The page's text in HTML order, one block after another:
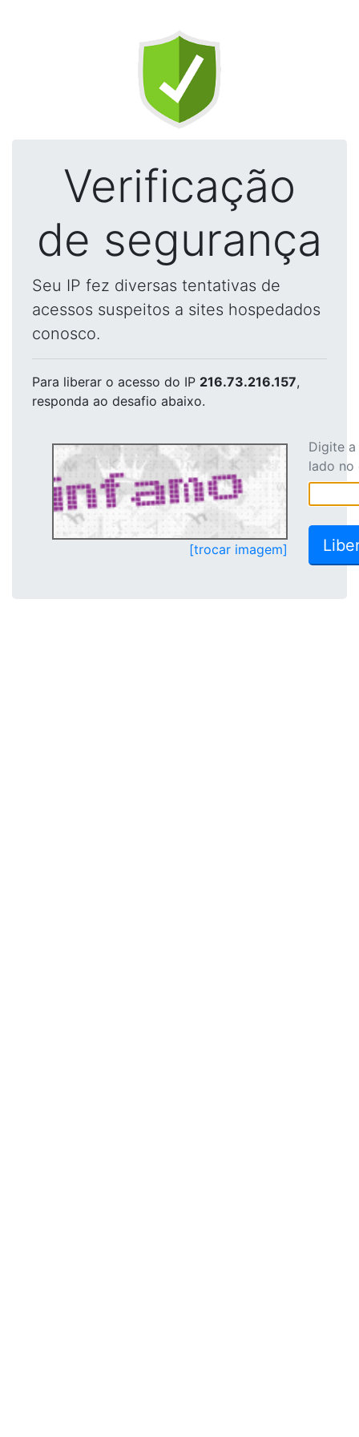
Verificação
de segurança
Seu IP fez diversas tentativas de
acessos suspeitos a sites hospedados
conosco.
Para liberar o acesso do IP 216.73.216.157,
responda ao desafio abaixo.
[trocar imagem]
Digite
lado no